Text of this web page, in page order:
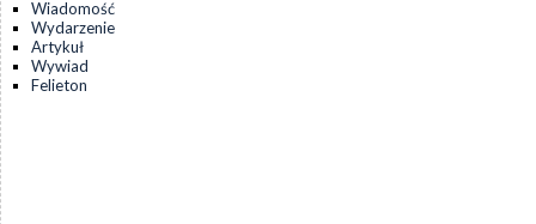
Wiadomość
Wydarzenie
Artykuł
Wywiad
Felieton